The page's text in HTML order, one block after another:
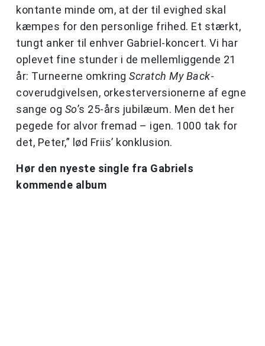
kontante minde om, at der til evighed skal
kæmpes for den personlige frihed. Et stærkt,
tungt anker til enhver Gabriel-koncert. Vi har
oplevet fine stunder i de mellemliggende 21
år: Turneerne omkring Scratch My Back-
coverudgivelsen, orkesterversionerne af egne
sange og So’s 25-års jubilæum. Men det her
pegede for alvor fremad – igen. 1000 tak for
det, Peter,” lød Friis’ konklusion.
Hør den nyeste single fra Gabriels
kommende album